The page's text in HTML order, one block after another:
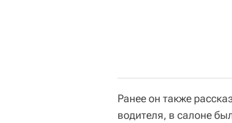
Ранее он также
водителя, в салоне